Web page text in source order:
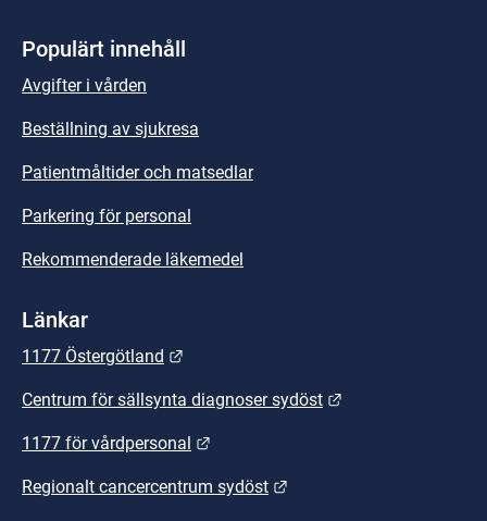
Populärt innehåll
Avgifter i vården
Beställning av sjukresa
Patientmåltider och matsedlar
Parkering för personal
Rekommenderade läkemedel
Länkar
1177 Östergötland
Centrum för sällsynta diagnoser sydöst
1177 för vårdpersonal
Regionalt cancercentrum sydöst